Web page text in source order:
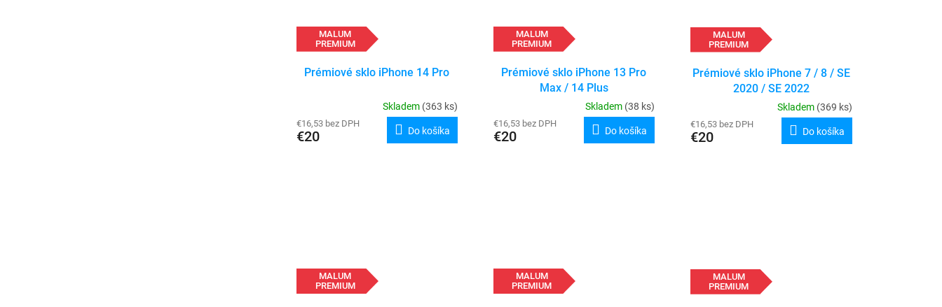
MALUM
PREMIUM
Prémiové sklo iPhone 14 Pro
Skladem (363 ks)
€16,53 bez DPH
€20 Do košíka
MALUM
PREMIUM
Prémiové sklo iPhone 13 Pro
Max / 14 Plus
Skladem (38 ks)
€16,53 bez DPH
€20 Do košíka
MALUM
PREMIUM
Prémiové sklo iPhone 7 / 8 / SE
2020 / SE 2022
Skladem (369 ks)
€16,53 bez DPH
€20 Do košíka
MALUM
PREMIUM
MALUM
PREMIUM
MALUM
PREMIUM